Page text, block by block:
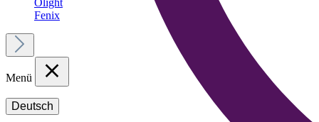
Olight
Fenix
Menü
Deutsch